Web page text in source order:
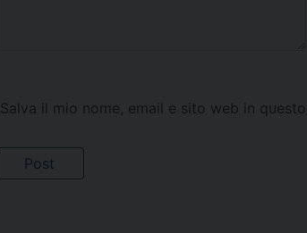
Salva il mio nome, email e sito web in